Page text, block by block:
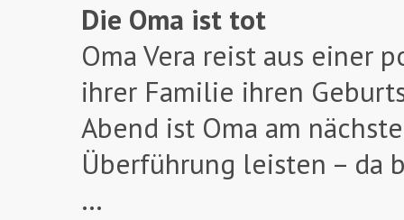
Die Oma ist tot
Oma Vera reist aus einer
ihrer Familie ihren
Abend ist Oma am
Überführung leisten – da
…